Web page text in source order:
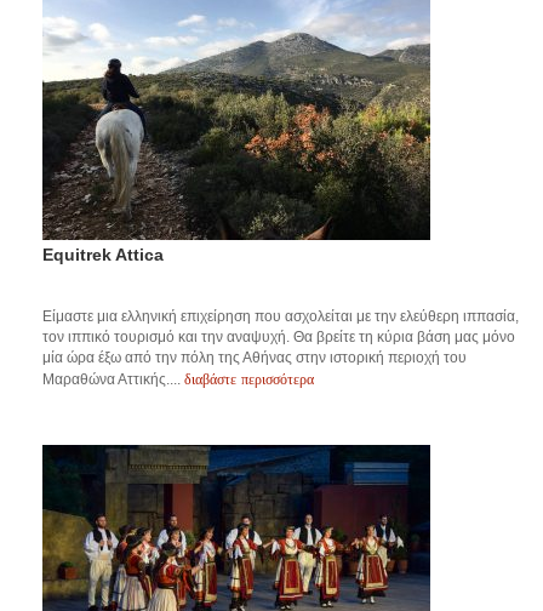
Equitrek Attica
Είμαστε μια ελληνική επιχείρηση που ασχολείται με την ελεύθερη ιππασία,
τον ιππικό τουρισμό και την αναψυχή. Θα βρείτε τη κύρια βάση μας μόνο
μία ώρα έξω από την πόλη της Αθήνας στην ιστορική περιοχή του
Μαραθώνα Αττικής.... διαβάστε περισσότερα